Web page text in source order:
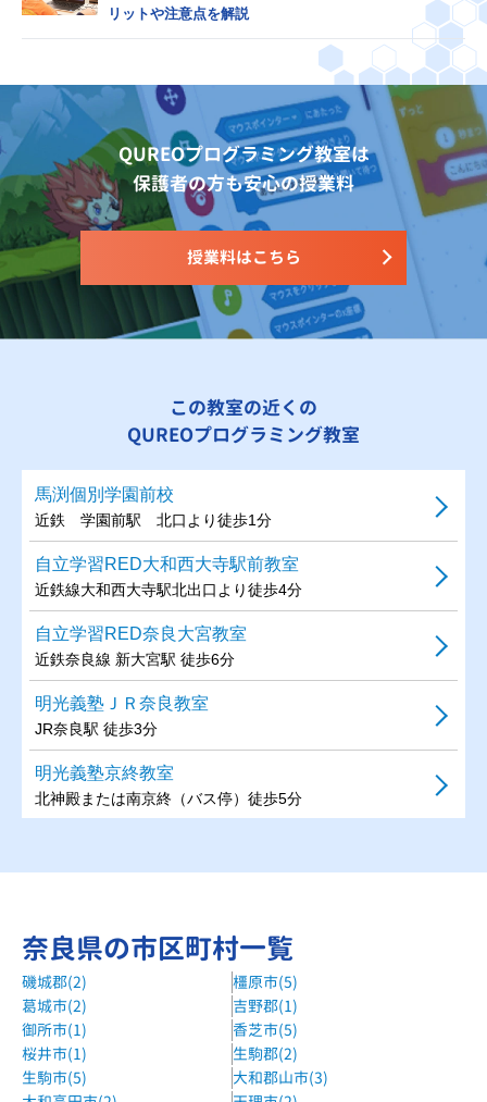
リットや注意点を解説
QUREOプログラミング教室は
保護者の方も安心の授業料
授業料はこちら
この教室の近くの
QUREOプログラミング教室
馬渕個別学園前校
近鉄 学園前駅 北口より徒歩1分
自立学習RED大和西大寺駅前教室
近鉄線大和西大寺駅北出口より徒歩4分
自立学習RED奈良大宮教室
近鉄奈良線 新大宮駅 徒歩6分
明光義塾ＪＲ奈良教室
JR奈良駅 徒歩3分
明光義塾京終教室
北神殿または南京終（バス停）徒歩5分
近鉄奈良線 富雄駅 徒歩１分
近鉄奈良線・京都線・橿原線 大和西大寺駅 徒歩10分
明光義塾学研奈良登美ヶ丘教室
近鉄けいはんな線 学研奈良登美ヶ丘駅 すぐ
京進の個別指導スクール・ワン学園前教室
近鉄奈良線 学園前駅 徒歩6分
奈良県の市区町村一覧
磯城郡(2)
橿原市(5)
葛城市(2)
吉野郡(1)
御所市(1)
香芝市(5)
桜井市(1)
生駒郡(2)
生駒市(5)
大和郡山市(3)